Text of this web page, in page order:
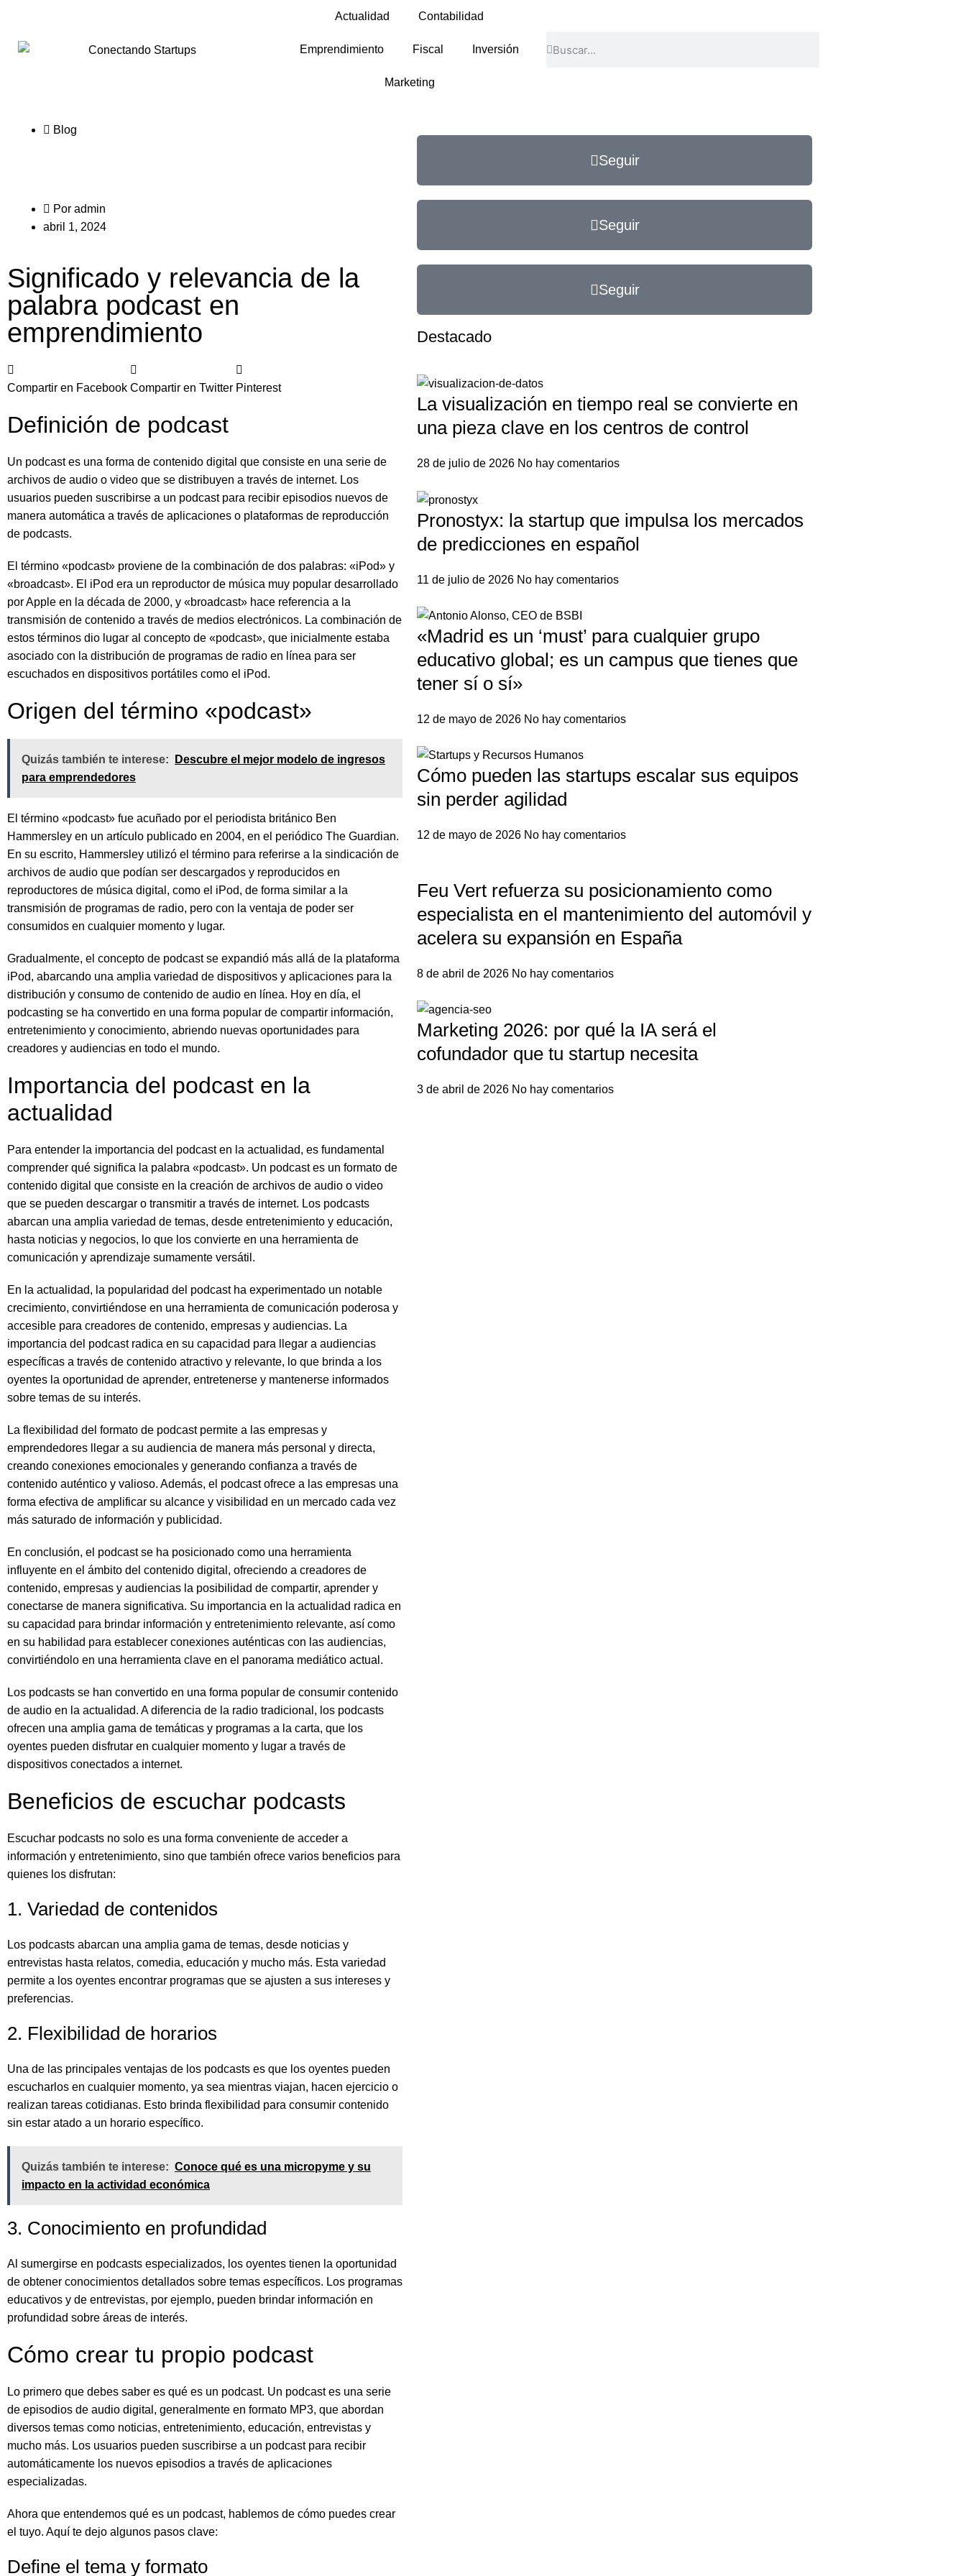
Actualidad Contabilidad
Emprendimiento Fiscal Inversión
Marketing
Blog
Por admin
abril 1, 2024
Significado y relevancia de la
palabra podcast en
emprendimiento
Compartir en Facebook Compartir en Twitter Pinterest
Definición de podcast
Un podcast es una forma de contenido digital que consiste en una serie de
archivos de audio o video que se distribuyen a través de internet. Los
usuarios pueden suscribirse a un podcast para recibir episodios nuevos de
manera automática a través de aplicaciones o plataformas de reproducción
de podcasts.
El término «podcast» proviene de la combinación de dos palabras: «iPod» y
«broadcast». El iPod era un reproductor de música muy popular desarrollado
por Apple en la década de 2000, y «broadcast» hace referencia a la
transmisión de contenido a través de medios electrónicos. La combinación de
estos términos dio lugar al concepto de «podcast», que inicialmente estaba
asociado con la distribución de programas de radio en línea para ser
escuchados en dispositivos portátiles como el iPod.
Origen del término «podcast»
Quizás también te interese:
Descubre el mejor modelo de ingresos
para emprendedores
El término «podcast» fue acuñado por el periodista británico Ben
Hammersley en un artículo publicado en 2004, en el periódico The Guardian.
En su escrito, Hammersley utilizó el término para referirse a la sindicación de
archivos de audio que podían ser descargados y reproducidos en
reproductores de música digital, como el iPod, de forma similar a la
transmisión de programas de radio, pero con la ventaja de poder ser
consumidos en cualquier momento y lugar.
Gradualmente, el concepto de podcast se expandió más allá de la plataforma
iPod, abarcando una amplia variedad de dispositivos y aplicaciones para la
distribución y consumo de contenido de audio en línea. Hoy en día, el
podcasting se ha convertido en una forma popular de compartir información,
entretenimiento y conocimiento, abriendo nuevas oportunidades para
creadores y audiencias en todo el mundo.
Importancia del podcast en la
actualidad
Para entender la importancia del podcast en la actualidad, es fundamental
comprender qué significa la palabra «podcast». Un podcast es un formato de
contenido digital que consiste en la creación de archivos de audio o video
que se pueden descargar o transmitir a través de internet. Los podcasts
abarcan una amplia variedad de temas, desde entretenimiento y educación,
hasta noticias y negocios, lo que los convierte en una herramienta de
comunicación y aprendizaje sumamente versátil.
En la actualidad, la popularidad del podcast ha experimentado un notable
crecimiento, convirtiéndose en una herramienta de comunicación poderosa y
accesible para creadores de contenido, empresas y audiencias. La
importancia del podcast radica en su capacidad para llegar a audiencias
específicas a través de contenido atractivo y relevante, lo que brinda a los
oyentes la oportunidad de aprender, entretenerse y mantenerse informados
sobre temas de su interés.
La flexibilidad del formato de podcast permite a las empresas y
emprendedores llegar a su audiencia de manera más personal y directa,
creando conexiones emocionales y generando confianza a través de
contenido auténtico y valioso. Además, el podcast ofrece a las empresas una
forma efectiva de amplificar su alcance y visibilidad en un mercado cada vez
más saturado de información y publicidad.
En conclusión, el podcast se ha posicionado como una herramienta
influyente en el ámbito del contenido digital, ofreciendo a creadores de
contenido, empresas y audiencias la posibilidad de compartir, aprender y
conectarse de manera significativa. Su importancia en la actualidad radica en
su capacidad para brindar información y entretenimiento relevante, así como
en su habilidad para establecer conexiones auténticas con las audiencias,
convirtiéndolo en una herramienta clave en el panorama mediático actual.
Los podcasts se han convertido en una forma popular de consumir contenido
de audio en la actualidad. A diferencia de la radio tradicional, los podcasts
ofrecen una amplia gama de temáticas y programas a la carta, que los
oyentes pueden disfrutar en cualquier momento y lugar a través de
dispositivos conectados a internet.
Beneficios de escuchar podcasts
Escuchar podcasts no solo es una forma conveniente de acceder a
información y entretenimiento, sino que también ofrece varios beneficios para
quienes los disfrutan:
1. Variedad de contenidos
Los podcasts abarcan una amplia gama de temas, desde noticias y
entrevistas hasta relatos, comedia, educación y mucho más. Esta variedad
permite a los oyentes encontrar programas que se ajusten a sus intereses y
preferencias.
2. Flexibilidad de horarios
Una de las principales ventajas de los podcasts es que los oyentes pueden
escucharlos en cualquier momento, ya sea mientras viajan, hacen ejercicio o
realizan tareas cotidianas. Esto brinda flexibilidad para consumir contenido
sin estar atado a un horario específico.
Quizás también te interese: Conoce qué es una micropyme y su
impacto en la actividad económica
3. Conocimiento en profundidad
Al sumergirse en podcasts especializados, los oyentes tienen la oportunidad
de obtener conocimientos detallados sobre temas específicos. Los programas
educativos y de entrevistas, por ejemplo, pueden brindar información en
profundidad sobre áreas de interés.
Cómo crear tu propio podcast
Lo primero que debes saber es qué es un podcast. Un podcast es una serie
de episodios de audio digital, generalmente en formato MP3, que abordan
diversos temas como noticias, entretenimiento, educación, entrevistas y
mucho más. Los usuarios pueden suscribirse a un podcast para recibir
automáticamente los nuevos episodios a través de aplicaciones
especializadas.
Ahora que entendemos qué es un podcast, hablemos de cómo puedes crear
el tuyo. Aquí te dejo algunos pasos clave:
Define el tema y formato
Seguir
Seguir
Seguir
Destacado
La visualización en tiempo real se convierte en
una pieza clave en los centros de control
28 de julio de 2026 No hay comentarios
Pronostyx: la startup que impulsa los mercados
de predicciones en español
11 de julio de 2026 No hay comentarios
«Madrid es un ‘must’ para cualquier grupo
educativo global; es un campus que tienes que
tener sí o sí»
12 de mayo de 2026 No hay comentarios
Cómo pueden las startups escalar sus equipos
sin perder agilidad
12 de mayo de 2026 No hay comentarios
Feu Vert refuerza su posicionamiento como
especialista en el mantenimiento del automóvil y
acelera su expansión en España
8 de abril de 2026 No hay comentarios
Marketing 2026: por qué la IA será el
cofundador que tu startup necesita
3 de abril de 2026 No hay comentarios